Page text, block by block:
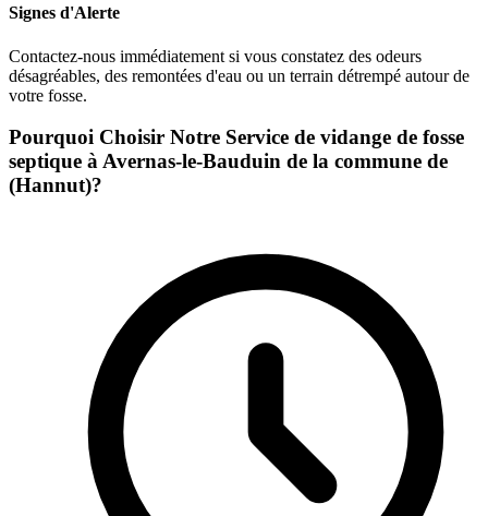
Signes d'Alerte
Contactez-nous immédiatement si vous constatez des odeurs
désagréables, des remontées d'eau ou un terrain détrempé autour de
votre fosse.
Pourquoi Choisir Notre Service de vidange de fosse
septique à Avernas-le-Bauduin de la commune de
(Hannut)?